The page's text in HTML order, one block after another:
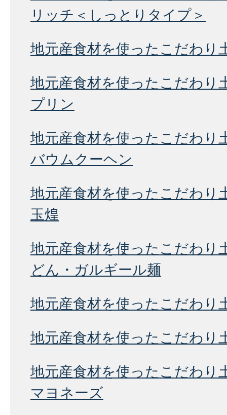
リッチ＜しっとりタイプ＞
地元産食材を使ったこだわり
地元産食材を使ったこだわり
プリン
地元産食材を使ったこだわり
バウムクーヘン
地元産食材を使ったこだわり
玉煌
地元産食材を使ったこだわり
どん・ガルギール麺
地元産食材を使ったこだわり
地元産食材を使ったこだわり
地元産食材を使ったこだわり
マヨネーズ